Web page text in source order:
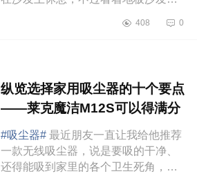
的毛发，又不得不把自己撑起来，勉
408 0
纵览选择家用吸尘器的十个要点
——莱克魔洁M12S可以得满分
#吸尘器# 最近朋友一直让我给他推荐
一款无线吸尘器，说是要吸的干净、
还得能吸到家里的各个卫生死角，并